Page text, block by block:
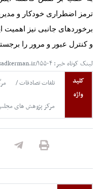
ترمز اضطراری خودکار و
برخوردهای جانبی نیز اهمیت
و کنترل عبور و مرور را
لینک کوتاه خبر: https://eghtesadkerman.ir/۱۵۵۰۴
کلید
واژه
تلفات تصادفات
مرکز پژوهش های